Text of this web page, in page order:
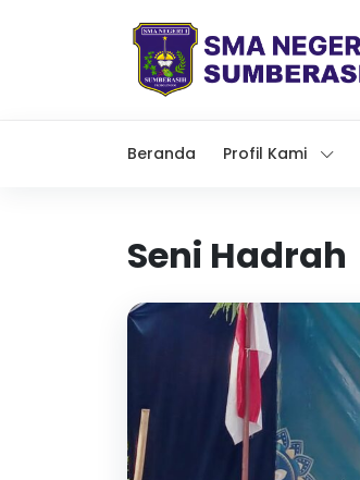
Beranda Profil Kami
Seni Hadrah